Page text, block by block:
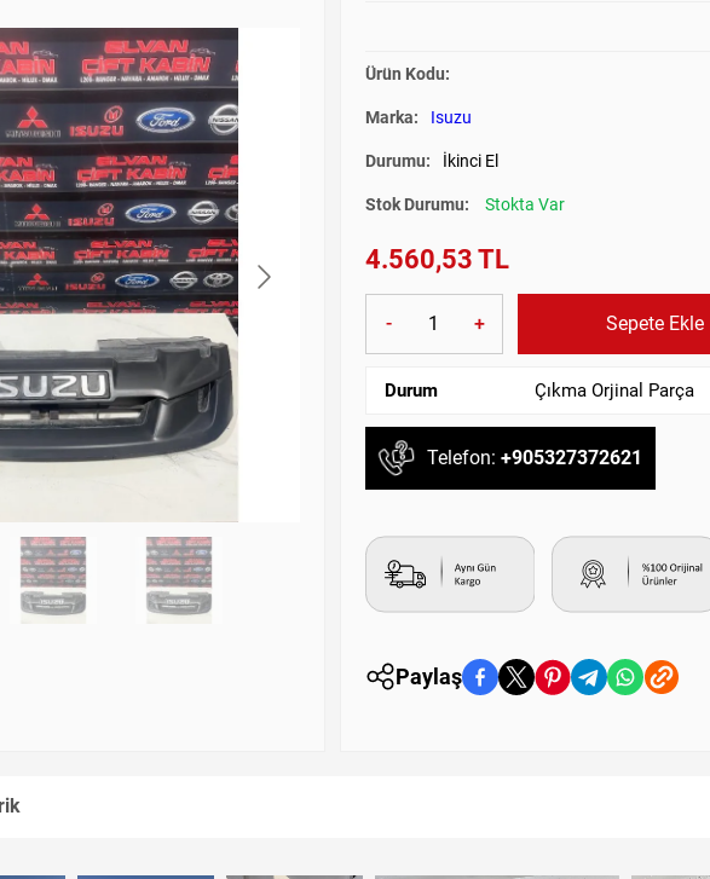
Ürün Kodu:
Marka: Isuzu
Durumu: İkinci El
Stok Durumu: Stokta Var
4.560,53 TL
- + Sepete Ekle
Durum Çıkma Orjinal Parça
Telefon: +905327372621
Paylaş